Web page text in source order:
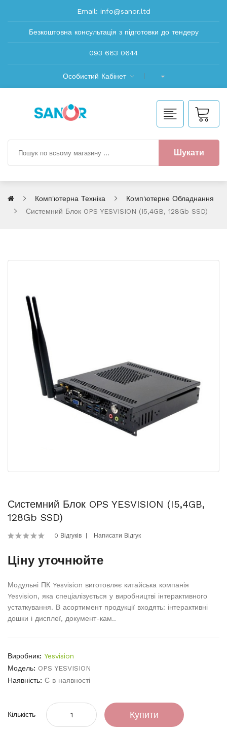
Email: info@sanor.ltd
Безкоштовна консультація з підготовки до тендеру
093 663 0644
Особистий Кабінет
Шукати
Комп'ютерна Техніка
Комп'ютерне Обладнання
Системний Блок OPS YESVISION (i5,4GB, 128Gb SSD)
Системний Блок OPS YESVISION (i5,4GB,
128Gb SSD)
0 Відгуків Написати Відгук
Ціну уточнюйте
Модульні ПК Yesvision виготовляє китайська компанія
Yesvision, яка спеціалізується у виробництві інтерактивного
устаткування. В асортимент продукції входять: інтерактивні
дошки і дисплеї, документ-кам..
Виробник: Yesvision
Модель: OPS YESVISION
Наявність: Є в наявності
Кількість Купити